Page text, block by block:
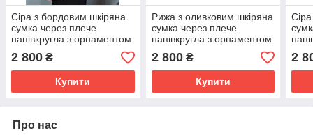
Сіра з бордовим шкіряна
сумка через плече
напівкругла з орнаментом
тисненням бохо
2 800 ₴
Купити
Рижа з оливковим шкіряна
сумка через плече
напівкругла з орнаментом
тисненням бохо
2 800₴
Купити
2
Про нас